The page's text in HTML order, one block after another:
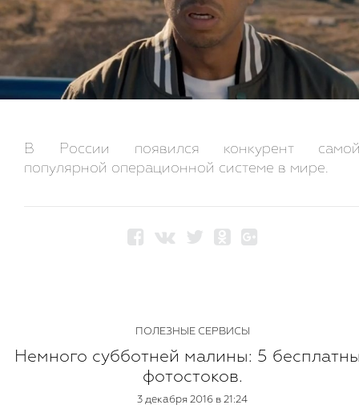
В России появился конкурент
популярной операционной системе в мире.
ПОЛЕЗНЫЕ СЕРВИСЫ
Немного субботней малины: 5
фотостоков.
3 декабря 2016 в 21:24